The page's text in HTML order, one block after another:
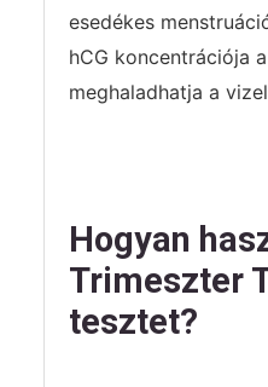
esedékes
hCG koncentrációja
meghaladhatja a
Hogyan
Trimeszter
tesztet?